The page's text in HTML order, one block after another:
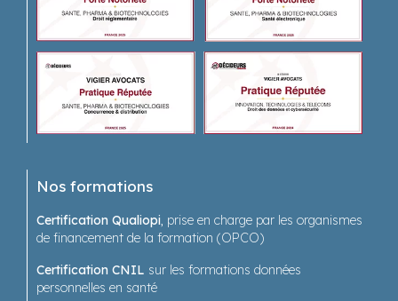
Nos formations
Certification Qualiopi, prise en charge par les organismes
de financement de la formation (OPCO)
Certification CNIL sur les formations données
personnelles en santé